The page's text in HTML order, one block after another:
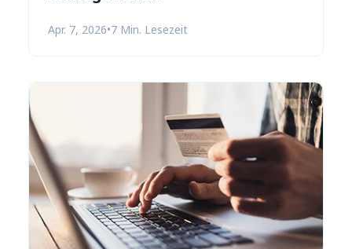
Apr. 7, 2026•7 Min. Lesezeit